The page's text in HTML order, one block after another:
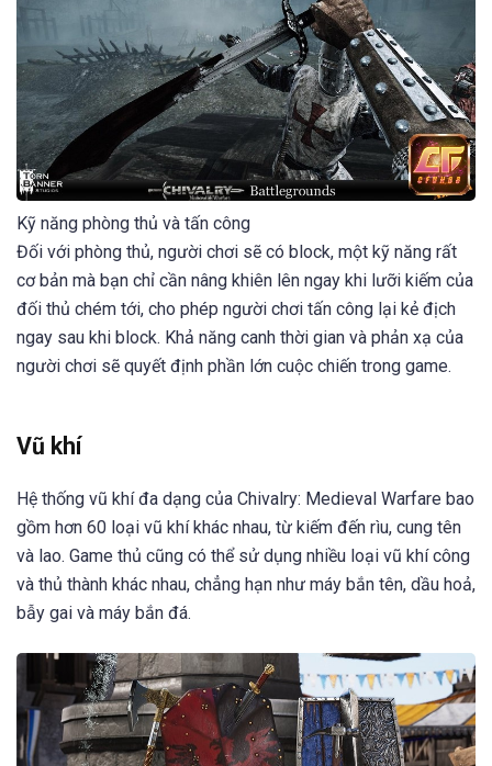
Kỹ năng phòng thủ và tấn công
Đối với phòng thủ, người chơi sẽ có block, một kỹ năng rất
cơ bản mà bạn chỉ cần nâng khiên lên ngay khi lưỡi kiếm của
đối thủ chém tới, cho phép người chơi tấn công lại kẻ địch
ngay sau khi block. Khả năng canh thời gian và phản xạ của
người chơi sẽ quyết định phần lớn cuộc chiến trong game.
Vũ khí
Hệ thống vũ khí đa dạng của Chivalry: Medieval Warfare bao
gồm hơn 60 loại vũ khí khác nhau, từ kiếm đến rìu, cung tên
và lao. Game thủ cũng có thể sử dụng nhiều loại vũ khí công
và thủ thành khác nhau, chẳng hạn như máy bắn tên, dầu hoả,
bẫy gai và máy bắn đá.